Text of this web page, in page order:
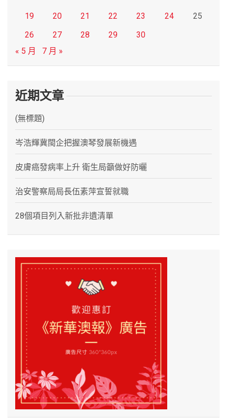
19
20 21 22 23 24
25
26
27 28 29
30
« 5 月
7 月 »
近期文章
(無標題)
岑浩輝冀閩企把握澳琴發展新機遇
皮膚癌發病率上升 衛生局籲做好防曬
治安警察局局長伍素萍宣誓就職
28個項目列入新批非遺清單